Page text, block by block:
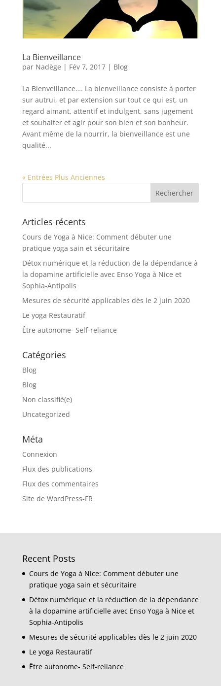
La Bienveillance
par Nadège | Fév 7, 2017| Blog
La Bienveillance…. La bienveillance consiste à porter
sur autrui, et par extension sur tout ce qui est, un
regard aimant, attentif et indulgent, sans jugement
et souhaiter et agir pour son bien et son bonheur.
Avant même de la nourrir, la bienveillance est une
qualité...
« Entrées Plus Anciennes
Articles récents
Cours de Yoga à Nice: Comment débuter une
pratique yoga sain et sécuritaire
Détox numérique et la réduction de la dépendance à
la dopamine artificielle avec Enso Yoga à Nice et
Sophia-Antipolis
Mesures de sécurité applicables dès le 2 juin 2020
Le yoga Restauratif
Être autonome- Self-reliance
Catégories
Blog
Blog
Non classifié(e)
Uncategorized
Méta
Connexion
Flux des publications
Flux des commentaires
Site de WordPress-FR
Recent Posts
Cours de Yoga à Nice: Comment débuter une
pratique yoga sain et sécuritaire
Détox numérique et la réduction de la dépendance
à la dopamine artificielle avec Enso Yoga à Nice et
Sophia-Antipolis
Mesures de sécurité applicables dès le 2 juin 2020
Le yoga Restauratif
Être autonome- Self-reliance